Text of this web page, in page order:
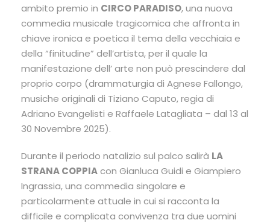
ambito premio in CIRCO PARADISO, una nuova
commedia musicale tragicomica che affronta in
chiave ironica e poetica il tema della vecchiaia e
della “finitudine” dell’artista, per il quale la
manifestazione dell’ arte non può prescindere dal
proprio corpo (drammaturgia di Agnese Fallongo,
musiche originali di Tiziano Caputo, regia di
Adriano Evangelisti e Raffaele Latagliata – dal 13 al
30 Novembre 2025).
Durante il periodo natalizio sul palco salirà LA
STRANA COPPIAcon Gianluca Guidi e Giampiero
Ingrassia, una commedia singolare e
particolarmente attuale in cui si racconta la
difficile e complicata convivenza tra due uomini